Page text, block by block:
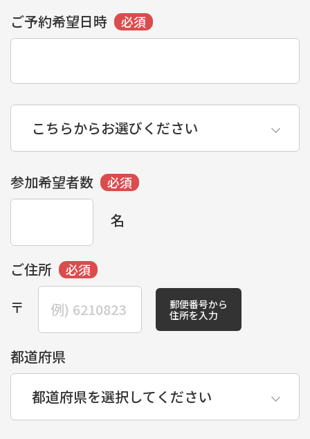
ご予約希望日時
参加希望者数
名
ご住所
〒
郵便番号から
住所を入力
都道府県